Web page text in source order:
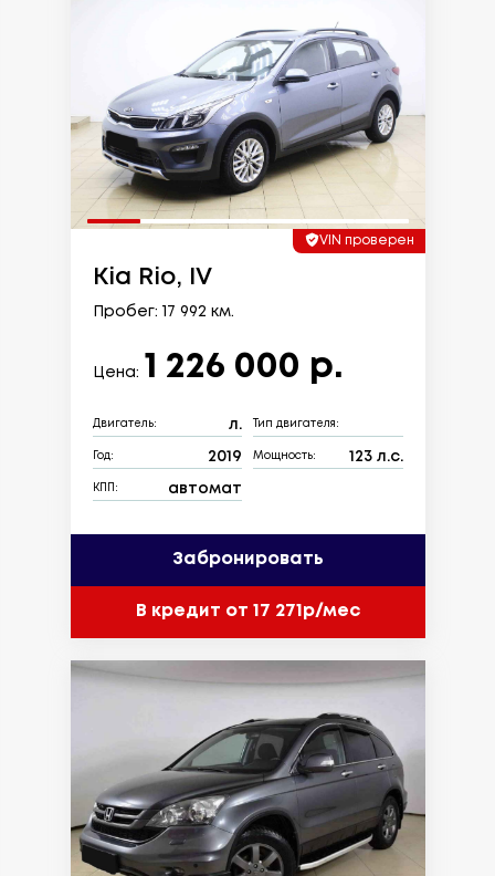
VIN проверен
Kia Rio, IV
Пробег: 17 992 км.
Цена: 1 226 000 р.
Двигатель: л. Тип двигателя:
Год: 2019 Мощность: 123 л.с.
КПП: автомат
Забронировать
В кредит от 17 271р/мес